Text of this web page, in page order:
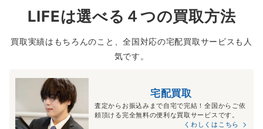
LIFEは選べる４つの買取方法
買取実績はもちろんのこと、全国対応の宅配買取サービスも人
気です。
宅配買取
査定からお振込みまで自宅で完結！全国からご依
頼頂ける完全無料の便利な買取サービスです。
くわしくはこちら